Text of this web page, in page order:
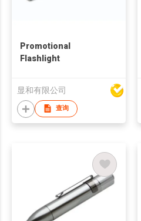
Promotional
Flashlight
显和有限公司
查询